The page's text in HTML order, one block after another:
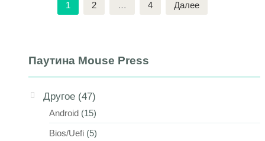
1 2 … 4 Далее
Паутина Mouse Press
Другое (47)
Android (15)
Bios/Uefi (5)